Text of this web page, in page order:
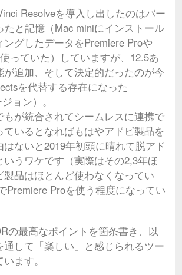
Resolveを導入し出したのはバー
たと記憶（Mac miniにインストール
ングしたデータをPremiere Proや
っていた）していますが、12.5あ
が追加、そして決定的だったのが今
を代替する存在になった
ョン）。
もが統合されてシームレスに連携で
ているとなればもはやアドビ製品を
ないと2019年初頭に晴れて脱アド
いうワケです（実際はその2,3年ほ
製品はほとんど使わなくなってい
Premiere Proを使う程度になってい
の最高なポイントを箇条書き、以
して「楽しい」と感じられるツー
ます。